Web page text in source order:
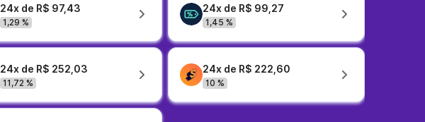
24x de R$ 97,43
1,29 %
24x de R$ 99,27
1,45 %
24x de R$ 252,03
11,72 %
24x de R$ 222,60
10 %